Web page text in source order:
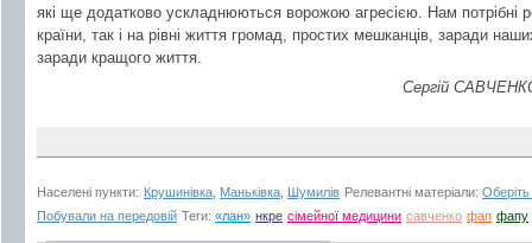
які ще додатково ускладнюються ворожою агресією. Нам потрібні
країни, так і на рівні життя громад, простих мешканців, заради
заради кращого життя.
Сергій
Населені пункти: Крушинівка Маньківка Шумилів Релевантні матеріали: Оберіть
Побували на передовій Теги: «лан» нкре сімейної медицини савченко фап фапу